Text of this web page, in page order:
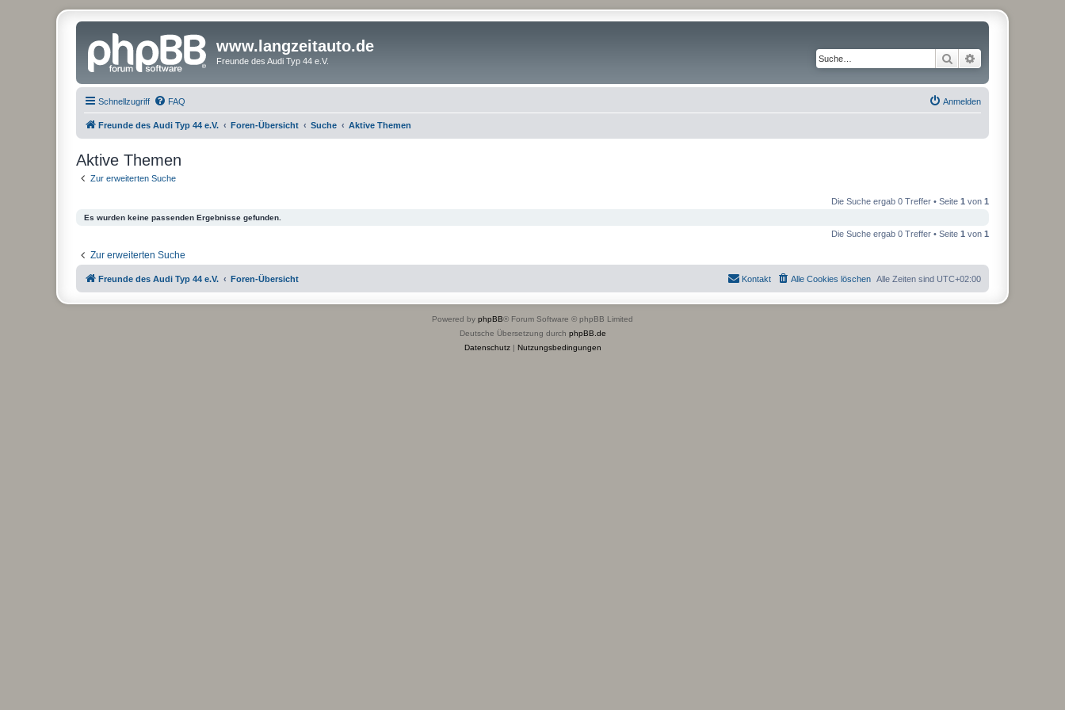
www.langzeitauto.de
Freunde des Audi Typ 44 e.V. Suche
Schnellzugriff FAQ Anmelden
Freunde des Audi Typ 44 e.V. Foren-Übersicht Suche Aktive Themen
Aktive Themen
Zur erweiterten Suche
Die Suche ergab 0 Treffer • Seite 1 von 1
Es wurden keine passenden Ergebnisse gefunden.
Die Suche ergab 0 Treffer • Seite 1 von 1
Zur erweiterten Suche
Freunde des Audi Typ 44 e.V. Foren-Übersicht Alle Zeiten sind UTC+02:00
Alle Cookies löschen
Kontakt
Powered by phpBB® Forum Software © phpBB Limited
Deutsche Übersetzung durch phpBB.de
Datenschutz| Nutzungsbedingungen